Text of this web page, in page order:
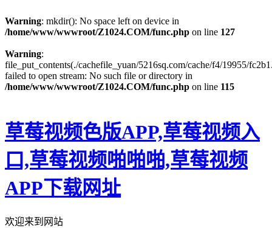
Warning: mkdir(): No space left on device in
/home/www/wwwroot/Z1024.COM/func.php on line 127
Warning:
file_put_contents(./cachefile_yuan/5216sq.com/cache/f4/19955/
failed to open stream: No such file or directory in
/home/www/wwwroot/Z1024.COM/func.php on line 115
草莓视频色版APP,草莓视频入
口,草莓视频啪啪啪,草莓视频
APP下载网址
欢迎来到网站